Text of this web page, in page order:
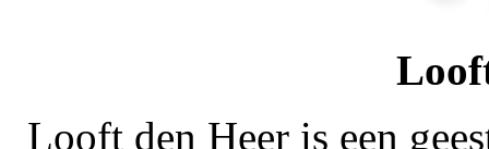
Looft den Heer is een